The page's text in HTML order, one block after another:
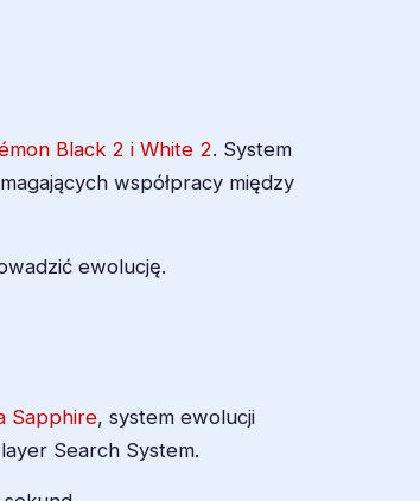
Black 2 i White 2. System
współpracy między
ewolucję.
Sapphire, system ewolucji
Search System.